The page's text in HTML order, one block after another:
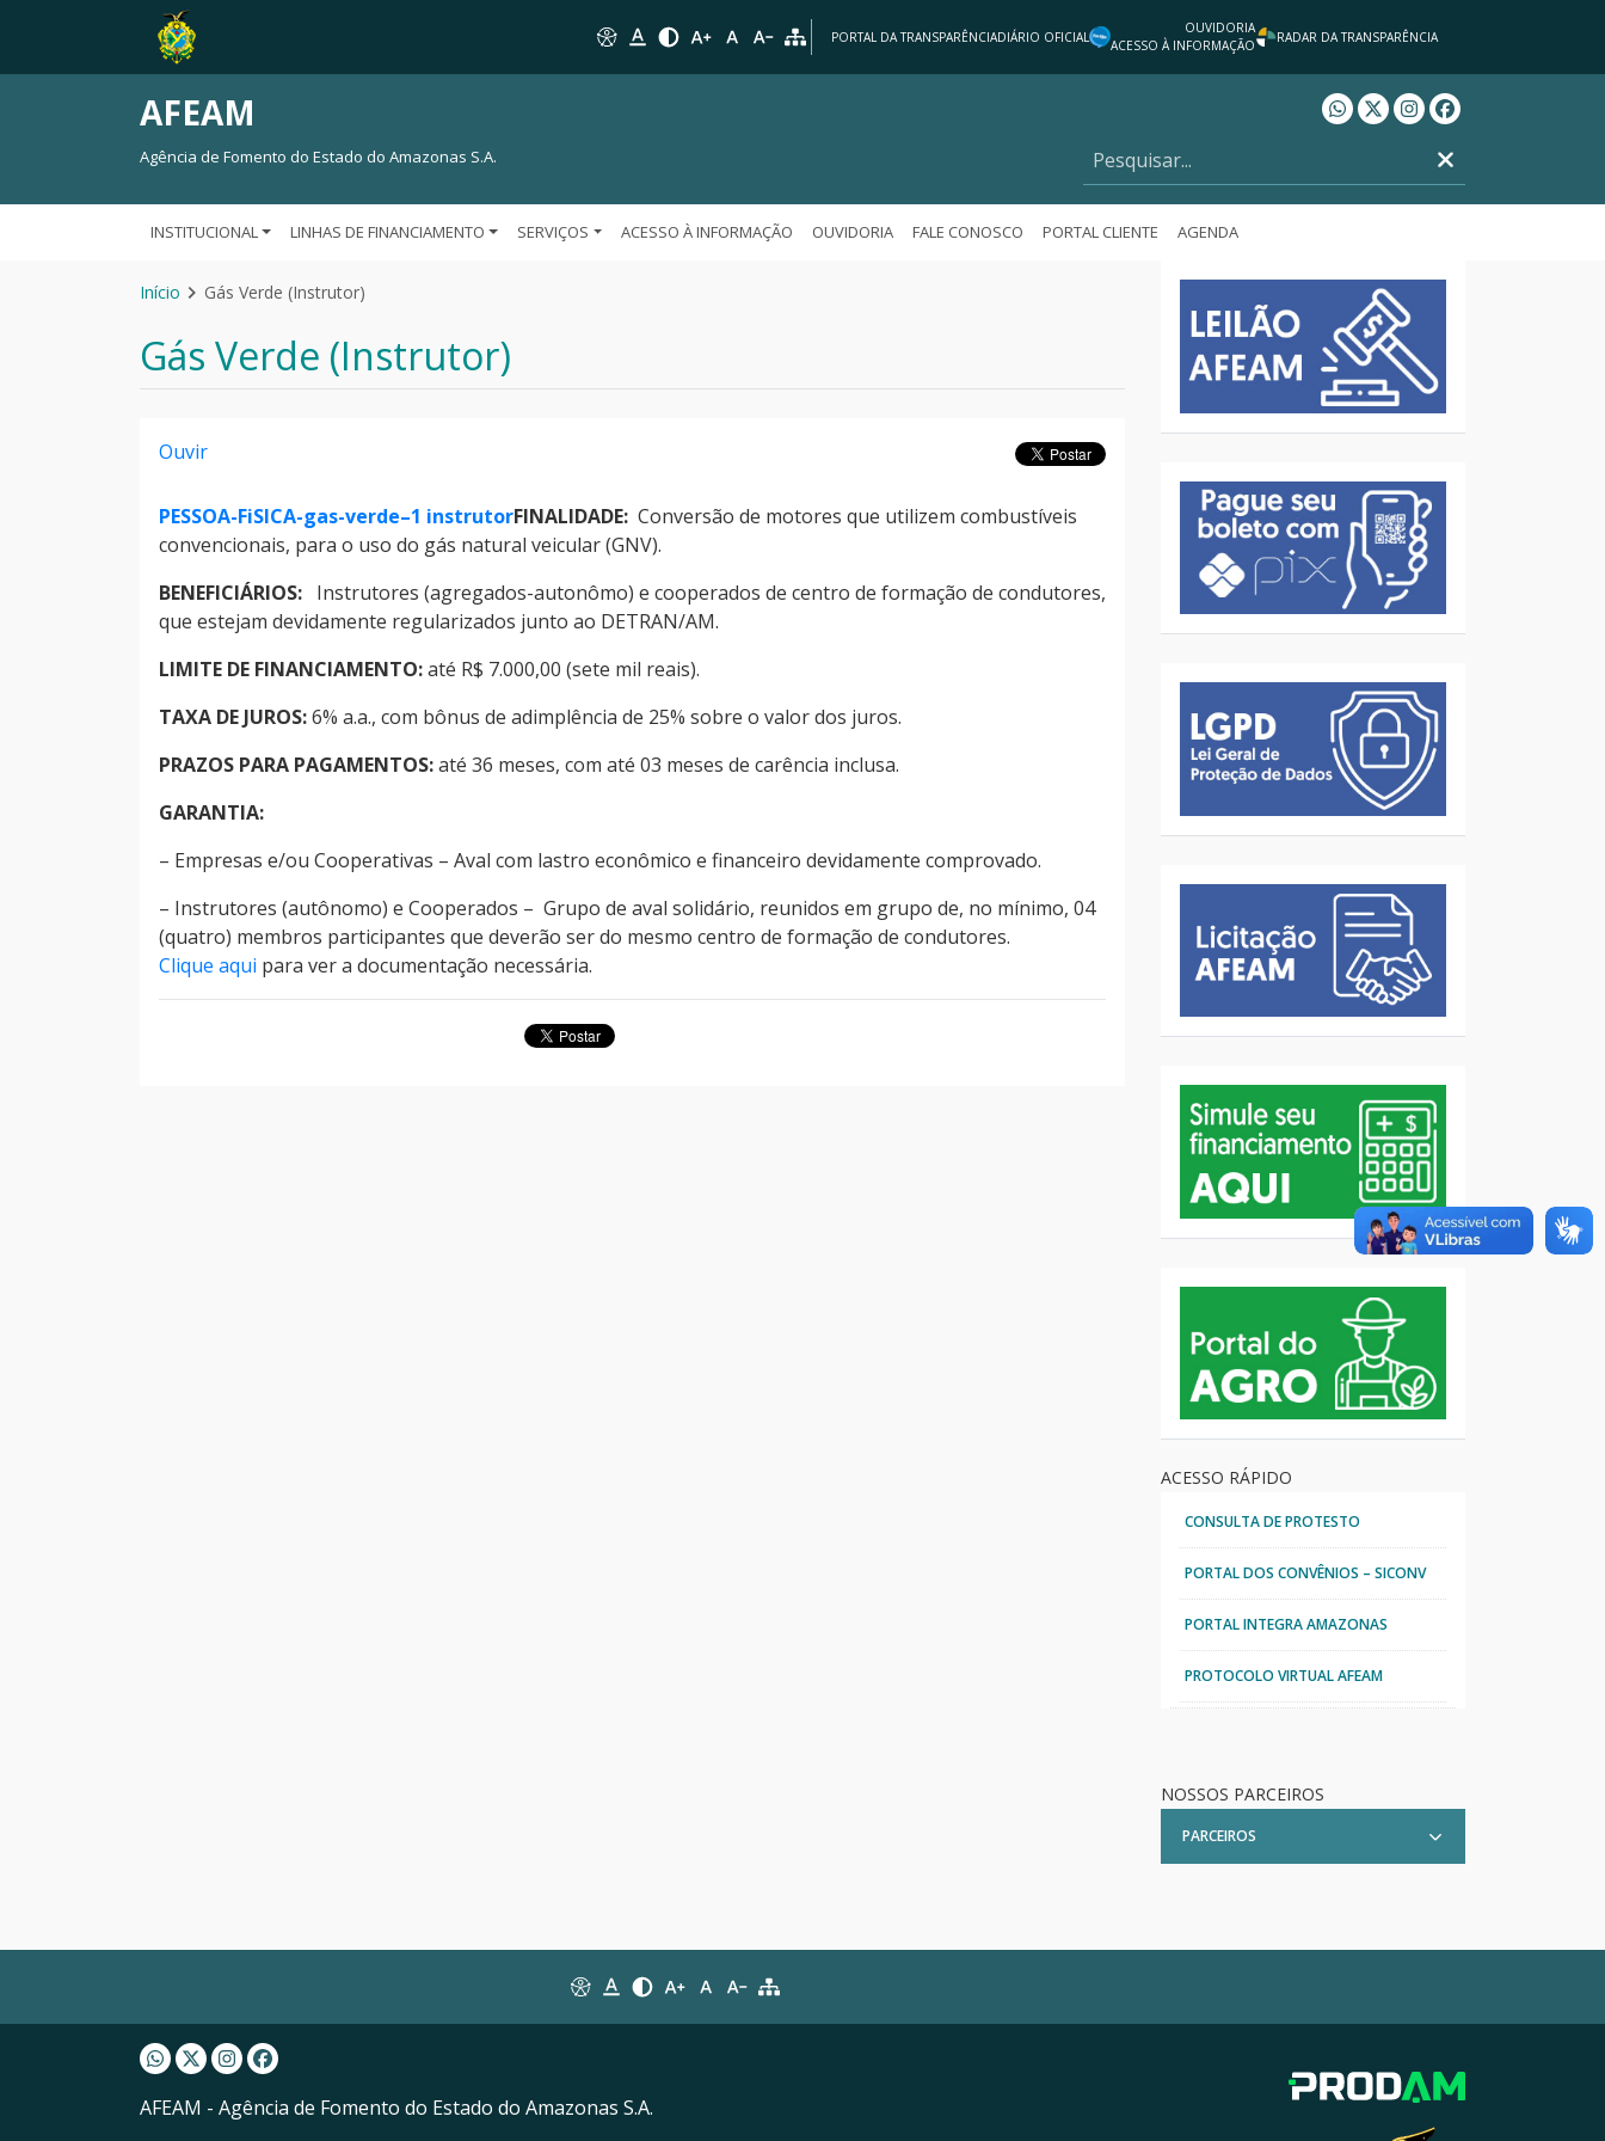
PORTAL DA TRANSPARÊNCIADIÁRIO OFICIAL
OUVIDORIA
ACESSO À INFORMAÇÃO
RADAR DA TRANSPARÊNCIA
AFEAM
Agência de Fomento do Estado do Amazonas S.A.
Whatsapp AFEAM
Twitter AFEAM
Instagram AFEAM
Facebook AFEAM
INSTITUCIONAL LINHAS DE FINANCIAMENTO SERVIÇOS ACESSO À INFORMAÇÃO OUVIDORIA FALE CONOSCO PORTAL CLIENTE AGENDA
Início Gás Verde (Instrutor)
Gás Verde (Instrutor)
Ouvir
PESSOA-FiSICA-gas-verde–1 instrutorFINALIDADE: Conversão de motores que utilizem combustíveis
convencionais, para o uso do gás natural veicular (GNV).
BENEFICIÁRIOS: Instrutores (agregados-autonômo) e cooperados de centro de formação de condutores,
que estejam devidamente regularizados junto ao DETRAN/AM.
LIMITE DE FINANCIAMENTO:até R$ 7.000,00 (sete mil reais).
TAXA DE JUROS:6% a.a., com bônus de adimplência de 25% sobre o valor dos juros.
PRAZOS PARA PAGAMENTOS:até 36 meses, com até 03 meses de carência inclusa.
GARANTIA:
– Empresas e/ou Cooperativas – Aval com lastro econômico e financeiro devidamente comprovado.
– Instrutores (autônomo) e Cooperados – Grupo de aval solidário, reunidos em grupo de, no mínimo, 04
(quatro) membros participantes que deverão ser do mesmo centro de formação de condutores.
Clique aqui para ver a documentação necessária.
ACESSO RÁPIDO
CONSULTA DE PROTESTO
PORTAL DOS CONVÊNIOS – SICONV
PORTAL INTEGRA AMAZONAS
PROTOCOLO VIRTUAL AFEAM
NOSSOS PARCEIROS
PARCEIROS
Whatsapp AFEAM
Twitter AFEAM
Instagram AFEAM
Facebook AFEAM
AFEAM - Agência de Fomento do Estado do Amazonas S.A.